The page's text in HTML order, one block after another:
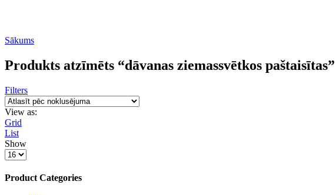
Sākums
Produkts atzīmēts “dāvanas ziemassvētkos paštaisītas”
Filters
View as:
Grid
List
Show
Product Categories